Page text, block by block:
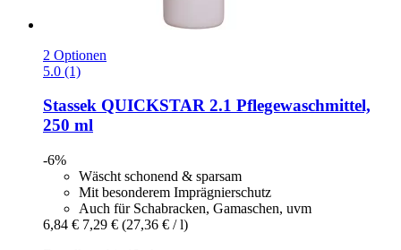
2 Optionen
5.0 (1)
Stassek QUICKSTAR 2.1 Pflegewaschmittel,
250 ml
-6%
Wäscht schonend & sparsam
Mit besonderem Imprägnierschutz
Auch für Schabracken, Gamaschen, uvm
6,84 € 7,29 € (27,36 € / l)